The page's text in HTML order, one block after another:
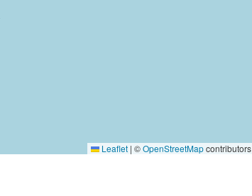
Leaflet | ©OpenStreetMapcontributors